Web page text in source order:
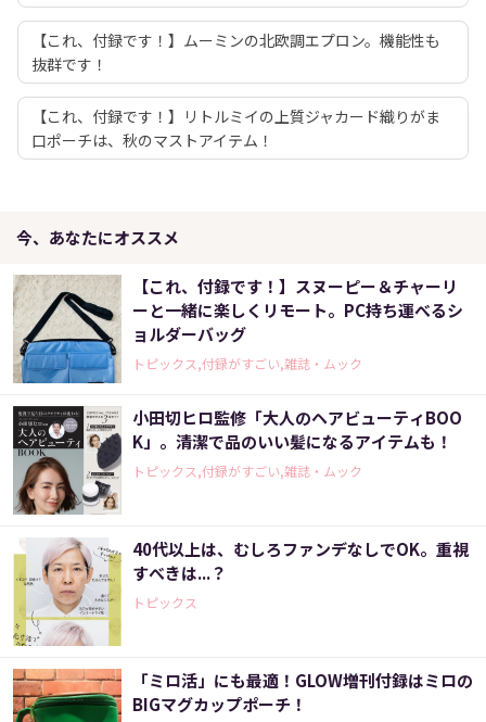
【これ、付録です！】ムーミンの北欧調エプロン。機能性も
抜群です！
【これ、付録です！】リトルミイの上質ジャカード織りがま
口ポーチは、秋のマストアイテム！
今、あなたにオススメ
【これ、付録です！】スヌーピー＆チャーリ
ーと一緒に楽しくリモート。PC持ち運べるシ
ョルダーバッグ
トピックス,付録がすごい,雑誌・ムック
小田切ヒロ監修「大人のヘアビューティBOO
K」。清潔で品のいい髪になるアイテムも！
トピックス,付録がすごい,雑誌・ムック
40代以上は、むしろファンデなしでOK。重視
すべきは...？
トピックス
「ミロ活」にも最適！GLOW増刊付録はミロの
BIGマグカップポーチ！